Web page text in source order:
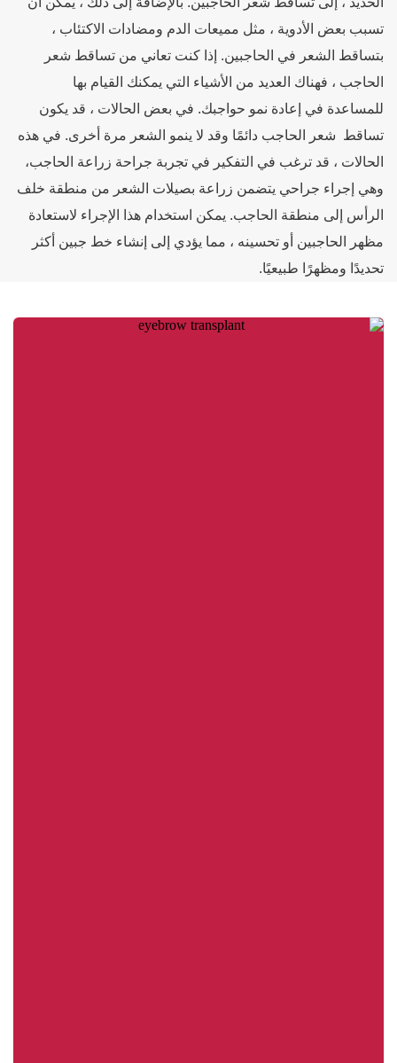
بعض الأدوية ، مثل مميعات الدم ومضادات الاكتئاب ،
الشعر في الحاجبين. إذا كنت تعاني من تساقط شعر
، فهناك العديد من الأشياء التي يمكنك القيام بها
في إعادة نمو حواجبك. في بعض الحالات ، قد يكون
شعر الحاجب دائمًا وقد لا ينمو الشعر مرة أخرى. في هذه
، قد ترغب في التفكير في تجربة جراحة زراعة الحاجب،
إجراء جراحي يتضمن زراعة بصيلات الشعر من منطقة خلف
إلى منطقة الحاجب. يمكن استخدام هذا الإجراء لاستعادة
الحاجبين أو تحسينه ، مما يؤدي إلى إنشاء خط جبين أكثر
ومظهرًا طبيعيًا.